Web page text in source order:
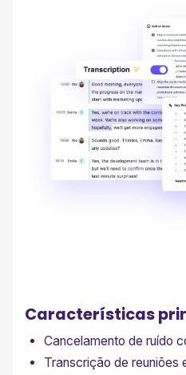
Características
Cancelamento de ruído
Transcrição de reuniões